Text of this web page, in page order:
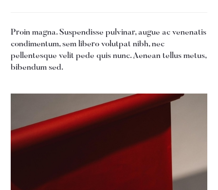
Proin magna. Suspendisse pulvinar, augue ac venenatis
condimentum, sem libero volutpat nibh, nec
pellentesque velit pede quis nunc. Aenean tellus metus,
bibendum sed.